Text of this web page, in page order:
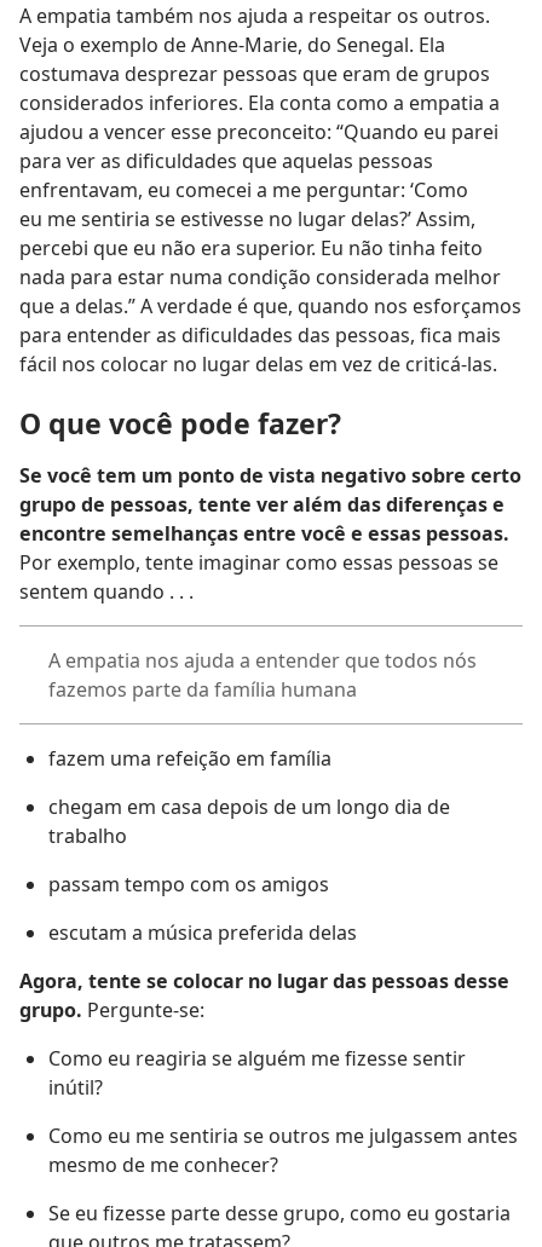
A empatia também nos ajuda a respeitar os outros.
Veja o exemplo de Anne-Marie, do Senegal. Ela
costumava desprezar pessoas que eram de grupos
considerados inferiores. Ela conta como a empatia a
ajudou a vencer esse preconceito: “Quando eu parei
para ver as dificuldades que aquelas pessoas
enfrentavam, eu comecei a me perguntar: ‘Como
eu me sentiria se estivesse no lugar delas?’ Assim,
percebi que eu não era superior. Eu não tinha feito
nada para estar numa condição considerada melhor
que a delas.” A verdade é que, quando nos esforçamos
para entender as dificuldades das pessoas, fica mais
fácil nos colocar no lugar delas em vez de criticá-las.
O que você pode fazer?
Se você tem um ponto de vista negativo sobre certo
grupo de pessoas, tente ver além das diferenças e
encontre semelhanças entre você e essas pessoas.
Por exemplo, tente imaginar como essas pessoas se
sentem quando . . .
A empatia nos ajuda a entender que todos nós
fazemos parte da família humana
fazem uma refeição em família
chegam em casa depois de um longo dia de
trabalho
passam tempo com os amigos
escutam a música preferida delas
Agora, tente se colocar no lugar das pessoas desse
grupo. Pergunte-se:
Como eu reagiria se alguém me fizesse sentir
inútil?
Como eu me sentiria se outros me julgassem antes
mesmo de me conhecer?
Se eu fizesse parte desse grupo, como eu gostaria